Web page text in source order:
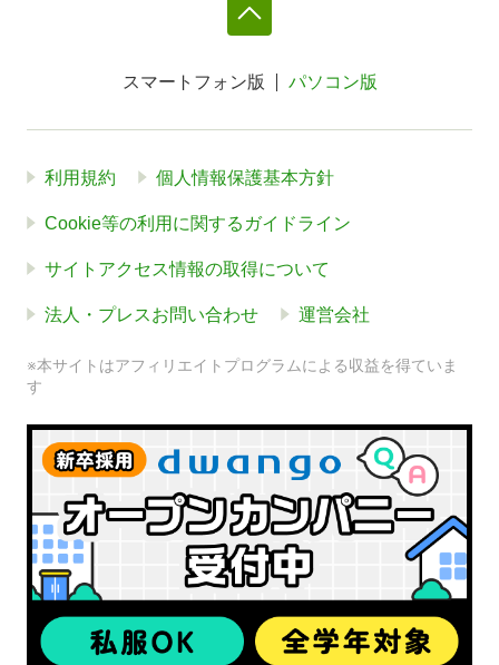
スマートフォン版 パソコン版
利用規約 個人情報保護基本方針
Cookie等の利用に関するガイドライン
サイトアクセス情報の取得について
法人・プレスお問い合わせ 運営会社
※本サイトはアフィリエイトプログラムによる収益を得ていま
す